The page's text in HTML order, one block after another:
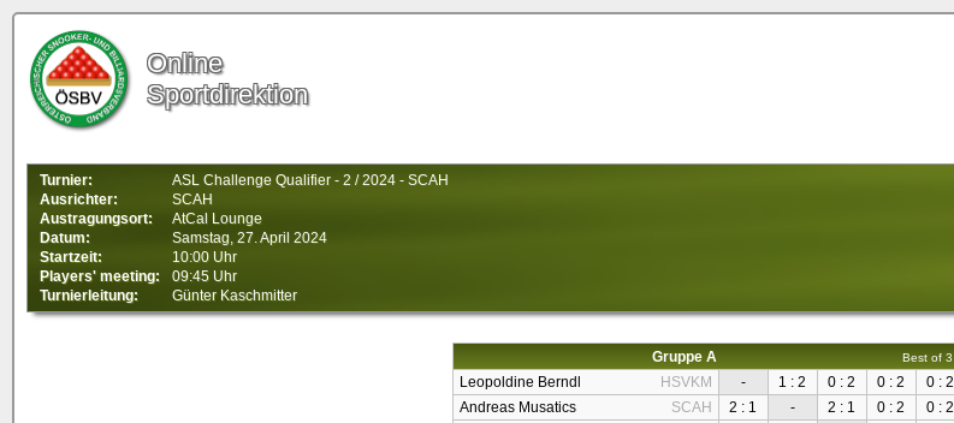
Online
Sportdirektion
Turnier:
ASL Challenge Qualifier - 2 / 2024 - SCAH
Ausrichter:
SCAH
Austragungsort:
AtCal Lounge
Datum:
Samstag, 27. April 2024
Startzeit:
10:00 Uhr
Players' meeting:
09:45 Uhr
Turnierleitung:
Günter Kaschmitter
Gruppe A Best of 3
Leopoldine Berndl
HSVKM - 1 : 2 0 : 2 0 : 2 0 : 2
Andreas Musatics
SCAH 2 : 1 - 2 : 1 0 : 2 0 : 2